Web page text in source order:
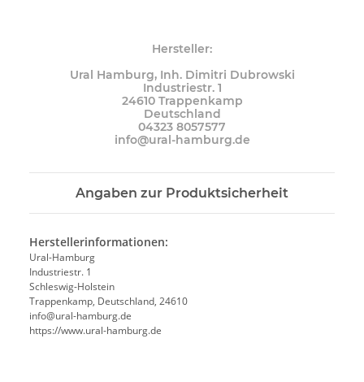
Hersteller:
Ural Hamburg, Inh. Dimitri Dubrowski
Industriestr. 1
24610 Trappenkamp
Deutschland
04323 8057577
info@ural-hamburg.de
Angaben zur Produktsicherheit
Herstellerinformationen:
Ural-Hamburg
Industriestr. 1
Schleswig-Holstein
Trappenkamp, Deutschland, 24610
info@ural-hamburg.de
https://www.ural-hamburg.de